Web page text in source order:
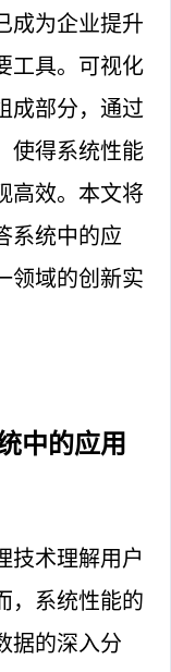
成为企业提升
工具。可视化
成部分，通过
使得系统性能
高效。本文将
系统中的应
领域的创新实
中的应用
技术理解用户
，系统性能的
据的深入分